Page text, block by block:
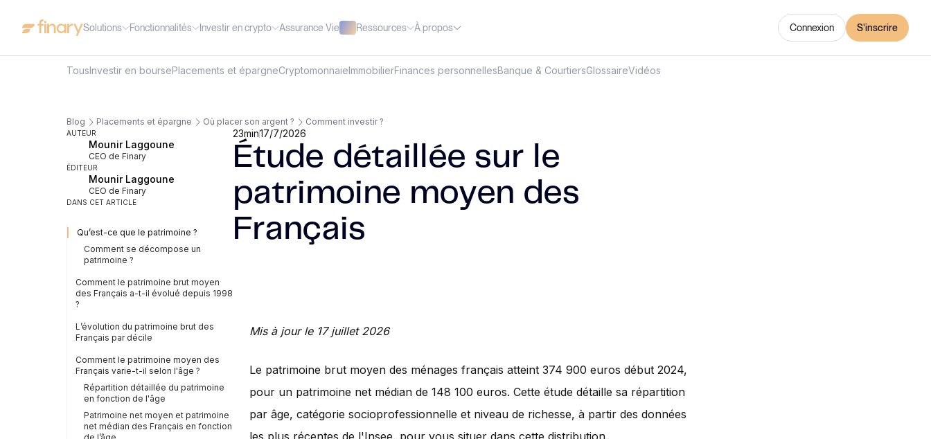
Solutions Fonctionnalités Investir en crypto Assurance Vie Ressources À propos Connexion S'inscrire
TousInvestir en boursePlacements et épargneCryptomonnaieImmobilierFinances personnellesBanque & CourtiersGlossaireVidéos
Blog Placements et épargne Où placer son argent ? Comment investir ?
AUTEUR
Mounir Laggoune
CEO de Finary
ÉDITEUR
Mounir Laggoune
CEO de Finary
DANS CET ARTICLE
Qu’est-ce que le patrimoine ?
Comment se décompose un
patrimoine ?
Comment le patrimoine brut moyen
des Français a-t-il évolué depuis 1998
?
L’évolution du patrimoine brut des
Français par décile
Comment le patrimoine moyen des
Français varie-t-il selon l'âge ?
Répartition détaillée du patrimoine
en fonction de l'âge
Patrimoine net moyen et patrimoine
net médian des Français en fonction
23min17/7/2026
Étude détaillée sur le
patrimoine moyen des
Français
Mis à jour le 17 juillet 2026
Le patrimoine brut moyen des ménages français atteint 374 900 euros début 2024,
pour un patrimoine net médian de 148 100 euros. Cette étude détaille sa répartition
par âge, catégorie socioprofessionnelle et niveau de richesse, à partir des données
les plus récentes de l'Insee, pour vous situer dans cette distribution.